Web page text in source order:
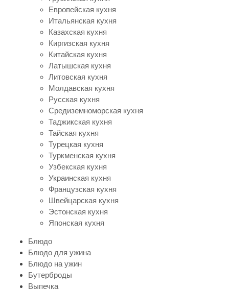
Европейская кухня
Итальянская кухня
Казахская кухня
Киргизская кухня
Китайская кухня
Латышская кухня
Литовская кухня
Молдавская кухня
Русская кухня
Средиземноморская кухня
Таджикская кухня
Тайская кухня
Турецкая кухня
Туркменская кухня
Узбекская кухня
Украинская кухня
Французская кухня
Швейцарская кухня
Эстонская кухня
Японская кухня
Блюдо
Блюдо для ужина
Блюдо на ужин
Бутерброды
Выпечка